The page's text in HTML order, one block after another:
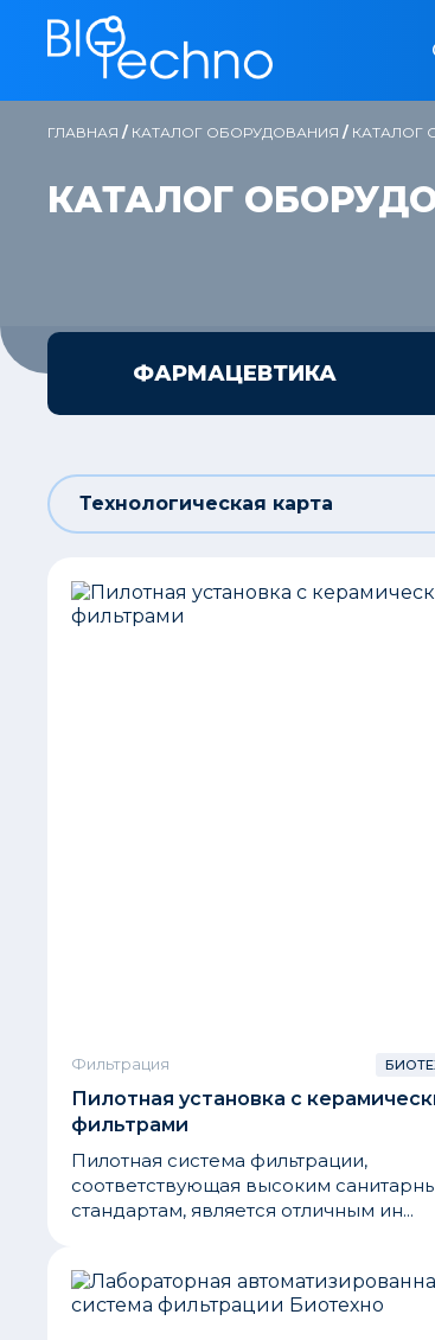
ГЛАВНАЯ / КАТАЛОГ ОБОРУДОВАНИЯ / КАТАЛОГ
КАТАЛОГ
ФАРМАЦЕВТИКА
Технологическая карта
Фильтрация
Пилотная установка с
фильтрами
Пилотная система фильтрации,
соответствующая высоким
стандартам, является отличным ин...